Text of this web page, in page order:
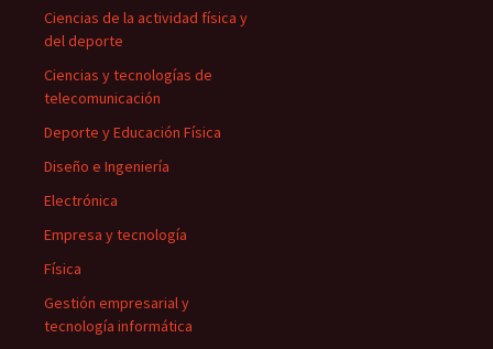
Ciencias de la actividad física y
del deporte
Ciencias y tecnologías de
telecomunicación
Deporte y Educación Física
Diseño e Ingeniería
Electrónica
Empresa y tecnología
Física
Gestión empresarial y
tecnología informática